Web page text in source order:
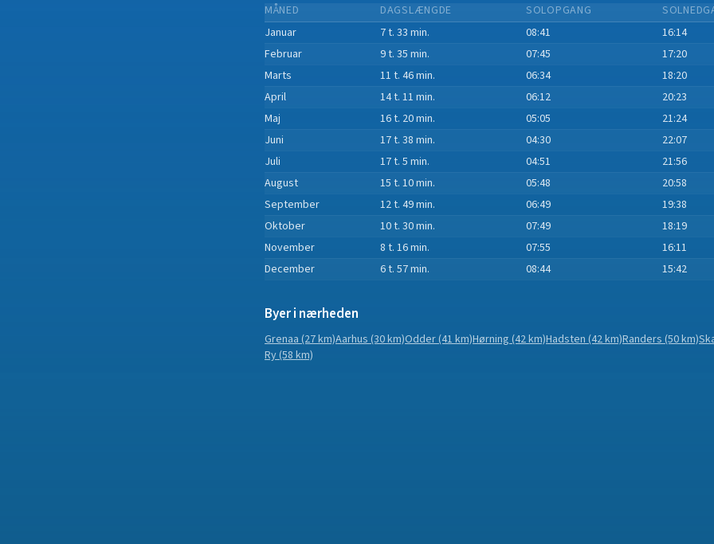
MÅNED DAGSLÆNGDE SOLOPGANG
Januar
7 t. 33 min. 08:41
16:14
Februar
9 t. 35 min. 07:45
17:20
Marts
11 t. 46 min. 06:34
18:20
April
14 t. 11 min. 06:12
20:23
Maj
16 t. 20 min. 05:05
21:24
Juni
17 t. 38 min. 04:30
22:07
Juli
17 t. 5 min. 04:51
21:56
August
15 t. 10 min. 05:48
20:58
September
12 t. 49 min. 06:49
19:38
Oktober
10 t. 30 min. 07:49
18:19
November
8 t. 16 min. 07:55
16:11
December
6 t. 57 min. 08:44 15:42
Byer i nærheden
Grenaa(27 km)Aarhus(30 km)Odder(41 km)Hørning(42 km)Hadsten(42 km)Randers(50 km)
Ry(58 km)